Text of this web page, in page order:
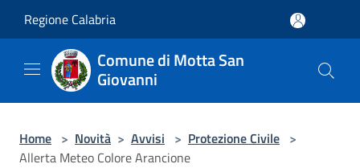
Regione Calabria
Comune di Motta San
Giovanni
Home > Novità > Avvisi > Protezione Civile >
Allerta Meteo Colore Arancione